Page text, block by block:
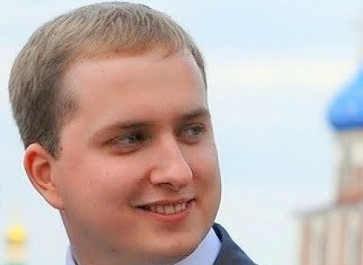
Перейти к основному содержанию